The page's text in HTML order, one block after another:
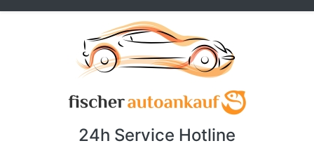
24h Service Hotline